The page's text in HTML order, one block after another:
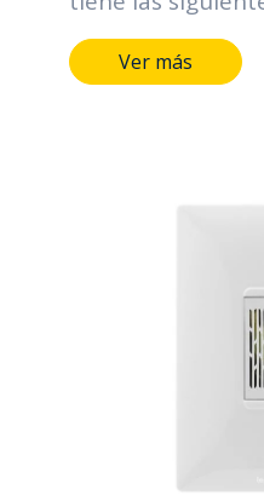
Terminales y
de aleación de
Ver más